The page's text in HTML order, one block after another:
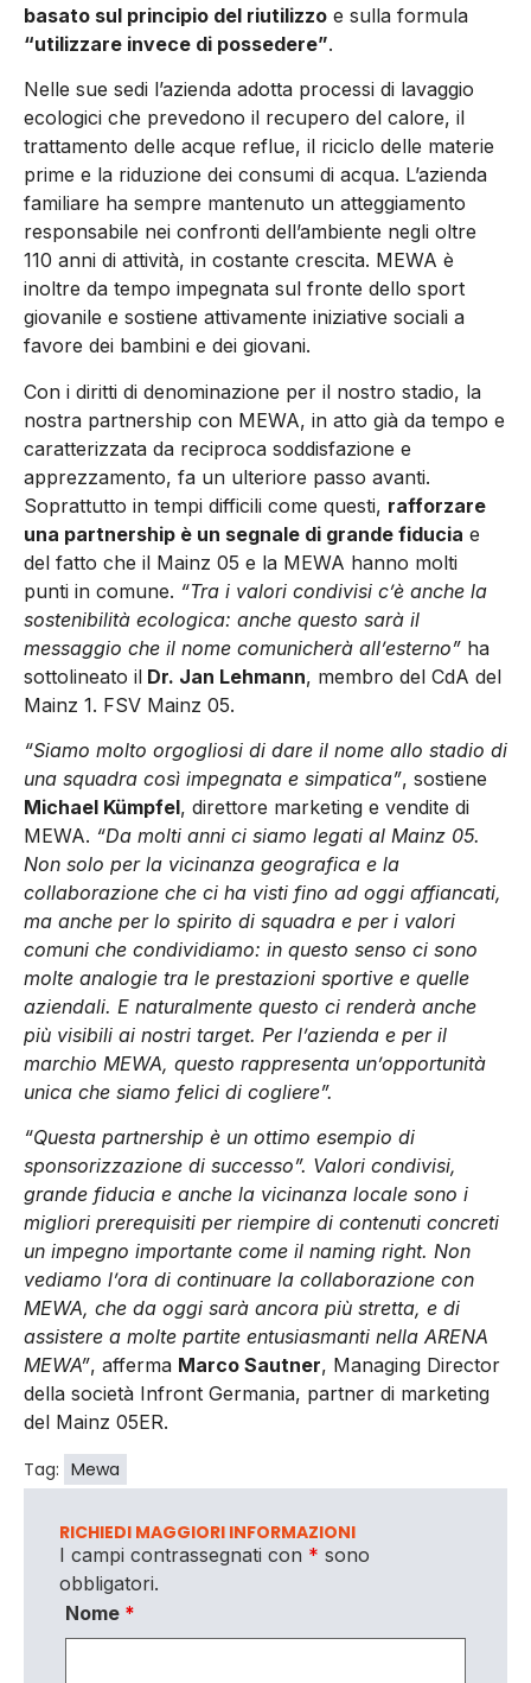
basato sul principio del riutilizzo e sulla formula
“utilizzare invece di possedere”.
Nelle sue sedi l’azienda adotta processi di lavaggio
ecologici che prevedono il recupero del calore, il
trattamento delle acque reflue, il riciclo delle materie
prime e la riduzione dei consumi di acqua. L’azienda
familiare ha sempre mantenuto un atteggiamento
responsabile nei confronti dell’ambiente negli oltre
110 anni di attività, in costante crescita. MEWA è
inoltre da tempo impegnata sul fronte dello sport
giovanile e sostiene attivamente iniziative sociali a
favore dei bambini e dei giovani.
Con i diritti di denominazione per il nostro stadio, la
nostra partnership con MEWA, in atto già da tempo e
caratterizzata da reciproca soddisfazione e
apprezzamento, fa un ulteriore passo avanti.
Soprattutto in tempi difficili come questi, rafforzare
una partnership è un segnale di grande fiducia e
del fatto che il Mainz 05 e la MEWA hanno molti
punti in comune. “Tra i valori condivisi c’è anche la
sostenibilità ecologica: anche questo sarà il
messaggio che il nome comunicherà all’esterno” ha
sottolineato il Dr. Jan Lehmann, membro del CdA del
Mainz 1. FSV Mainz 05.
“Siamo molto orgogliosi di dare il nome allo stadio di
una squadra così impegnata e simpatica”, sostiene
Michael Kümpfel, direttore marketing e vendite di
MEWA. “Da molti anni ci siamo legati al Mainz 05.
Non solo per la vicinanza geografica e la
collaborazione che ci ha visti fino ad oggi affiancati,
ma anche per lo spirito di squadra e per i valori
comuni che condividiamo: in questo senso ci sono
molte analogie tra le prestazioni sportive e quelle
aziendali. E naturalmente questo ci renderà anche
più visibili ai nostri target. Per l’azienda e per il
marchio MEWA, questo rappresenta un’opportunità
unica che siamo felici di cogliere”.
“Questa partnership è un ottimo esempio di
sponsorizzazione di successo”. Valori condivisi,
grande fiducia e anche la vicinanza locale sono i
migliori prerequisiti per riempire di contenuti concreti
un impegno importante come il naming right. Non
vediamo l’ora di continuare la collaborazione con
MEWA, che da oggi sarà ancora più stretta, e di
assistere a molte partite entusiasmanti nella ARENA
MEWA”, afferma Marco Sautner, Managing Director
della società Infront Germania, partner di marketing
del Mainz 05ER.
Tag: Mewa
RICHIEDI MAGGIORI INFORMAZIONI
I campi contrassegnati con * sono
obbligatori.
Nome *